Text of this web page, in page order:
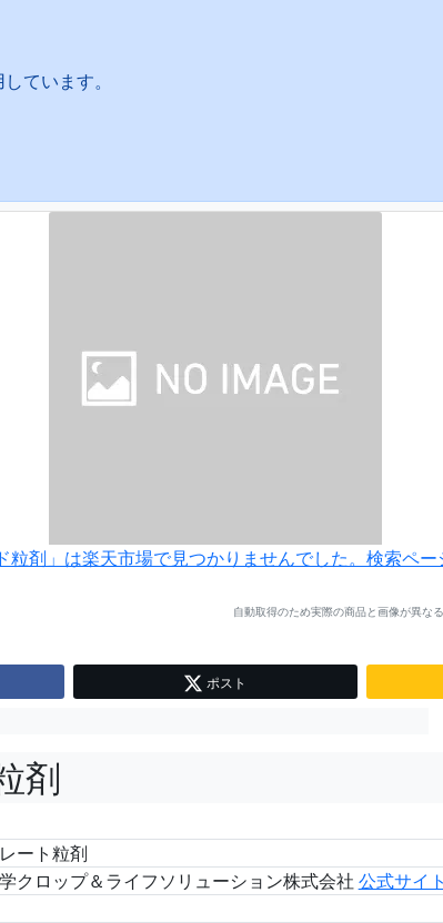
ています。
粒剤」は楽天市場で見つかりませんでした。検索ペー
自動取得のため実際の商品と画像が異な
ポスト
剤
ート粒剤
クロップ＆ライフソリューション株式会社 公式サイト